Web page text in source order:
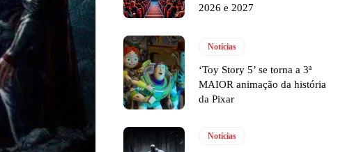
2026 e 2027
Notícias
‘Toy Story 5’ se torna a 3ª
MAIOR animação da história
da Pixar
Notícias